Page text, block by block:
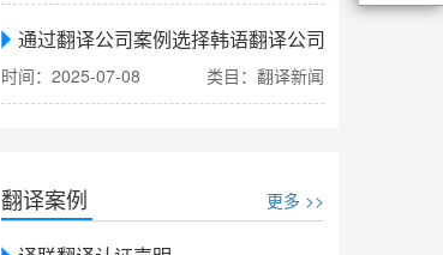
通过翻译公司案例选择韩语翻译公司
时间：2025-07-08 类目：翻译新闻
翻译案例 更多 >>